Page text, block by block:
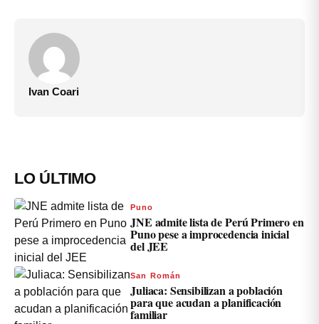
Ivan Coari
LO ÚLTIMO
Puno
JNE admite lista de Perú Primero en
Puno pese a improcedencia inicial
del JEE
San Román
Juliaca: Sensibilizan a población
para que acudan a planificación
familiar